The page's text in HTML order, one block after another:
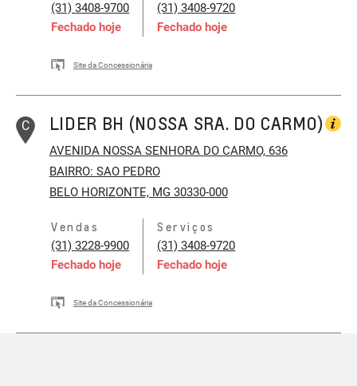
(31) 3408-9700
Fechado hoje
(31) 3408-9720
Fechado hoje
Site da Concessionária
C LIDER BH (NOSSA SRA. DO CARMO)
AVENIDA NOSSA SENHORA DO CARMO, 636
BAIRRO: SAO PEDRO
BELO HORIZONTE, MG 30330-000
Vendas
(31) 3228-9900
Fechado hoje
Serviços
(31) 3408-9720
Fechado hoje
Site da Concessionária